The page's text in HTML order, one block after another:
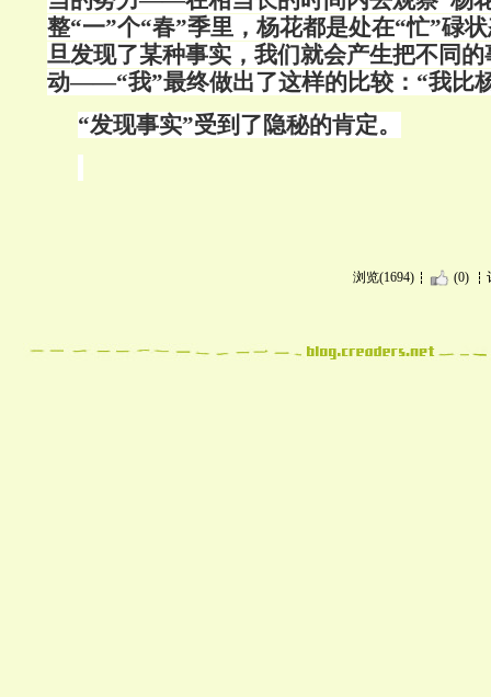
整“一”个“春”季里，杨花都是处在“忙”碌
旦发现了某种事实，我们就会产生把不同
动——“我”最终做出了这样的比较：“我比
“发现事实”受到了隐秘的肯定。
浏览(1694) (0)